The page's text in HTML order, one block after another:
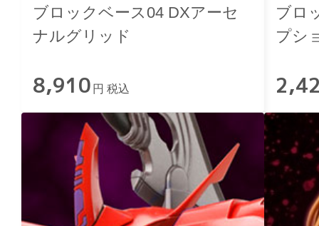
ブロックベース04 DXアーセ
ナルグリッド
8,910 円 税込
ブロ
プシ